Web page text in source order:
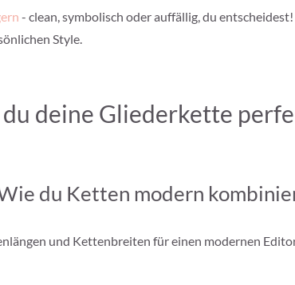
- clean, symbolisch oder auffällig, du
Style.
deine Gliederkette
du Ketten modern
und Kettenbreiten für einen modernen